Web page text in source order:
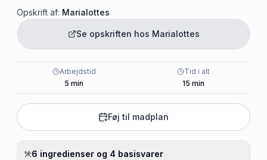
Opskrift af: Marialottes
Se opskriften hos Marialottes
Arbejdstid
5 min
Tid i alt
15 min
Føj til madplan
6 ingredienser og 4 basisvarer